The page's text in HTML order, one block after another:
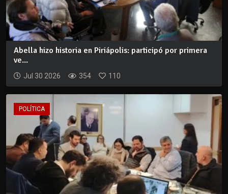
Abella hizo historia en Piriápolis: participó por primera
ve...
Jul 30 2026 354 110
POLÍTICA